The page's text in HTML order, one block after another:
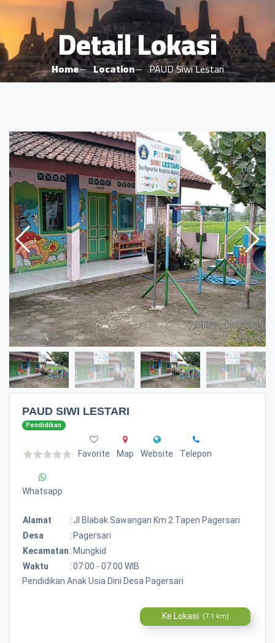
Detail Lokasi
Home Location PAUD Siwi Lestari
PAUD SIWI LESTARI
Pendidikan
Favorite Map Website Telepon
Whatsapp
Alamat : Jl Blabak Sawangan Km 2 Tapen Pagersari
Desa
: Pagersari
Kecamatan : Mungkid
Waktu
:07:00 - 07:00 WIB
Pendidikan Anak Usia Dini Desa Pagersari
Ke Lokasi (7.1 km)